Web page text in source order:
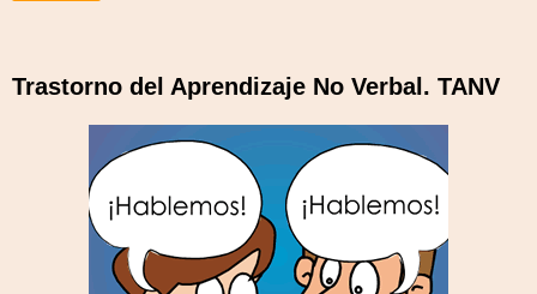
Trastorno del Aprendizaje No Verbal. TANV